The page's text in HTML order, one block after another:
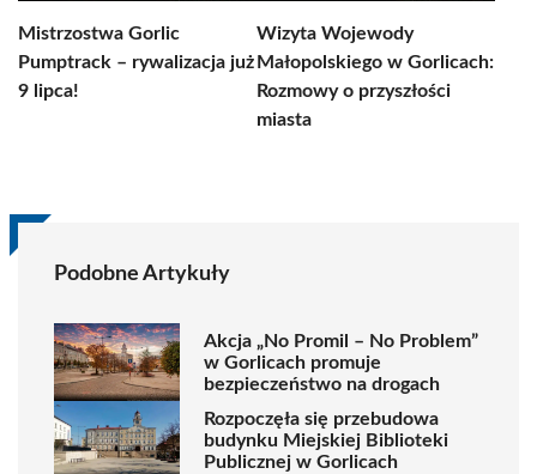
Mistrzostwa Gorlic
Pumptrack – rywalizacja już
9 lipca!
Wizyta Wojewody
Małopolskiego w Gorlicach:
Rozmowy o przyszłości
miasta
Podobne Artykuły
Akcja „No Promil – No Problem”
w Gorlicach promuje
bezpieczeństwo na drogach
Rozpoczęła się przebudowa
budynku Miejskiej Biblioteki
Publicznej w Gorlicach